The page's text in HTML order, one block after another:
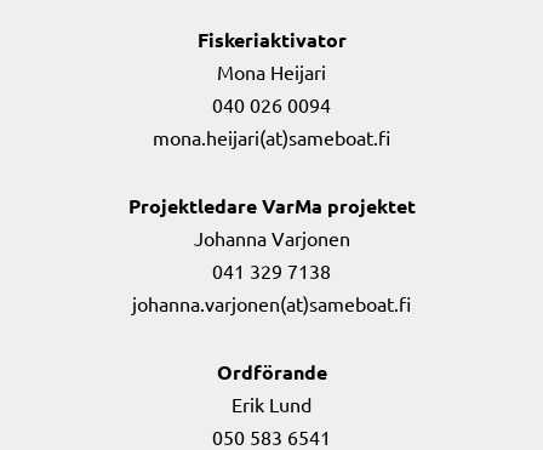
Fiskeriaktivator
Mona Heijari
040 026 0094
mona.heijari(at)sameboat.fi
Projektledare VarMa projektet
Johanna Varjonen
041 329 7138
johanna.varjonen(at)sameboat.fi
Ordförande
Erik Lund
050 583 6541